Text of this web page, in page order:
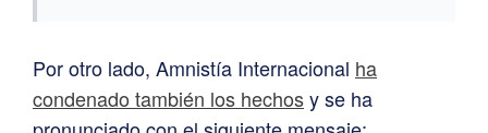
Por otro lado, Amnistía Internacional ha
condenado también los hechosy se ha